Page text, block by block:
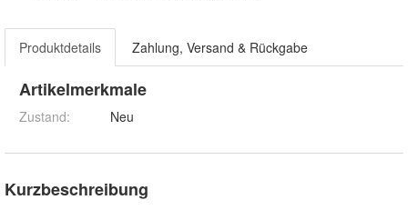
Produktdetails Zahlung, Versand & Rückgabe
Artikelmerkmale
Zustand: Neu
Kurzbeschreibung